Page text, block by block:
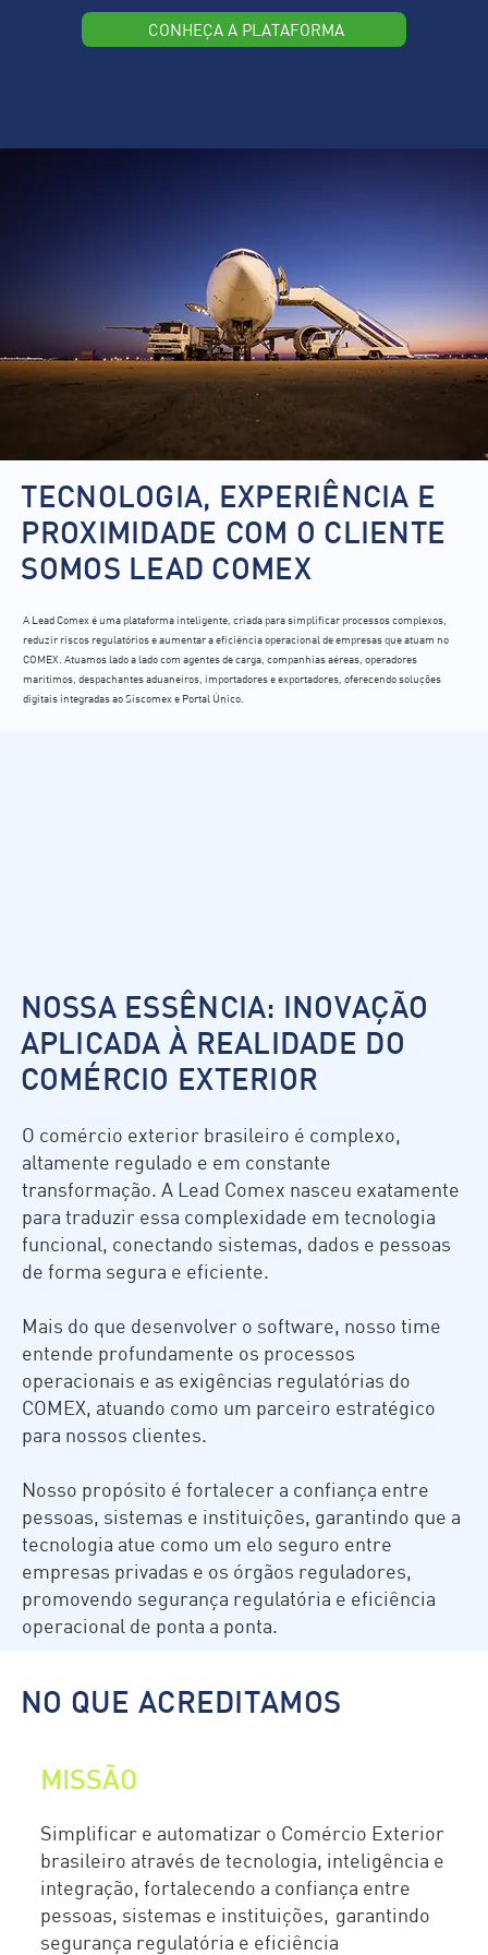
CONHEÇA A PLATAFORMA
A Lead Comex é uma plataforma inteligente, criada para simplificar processos complexos,
reduzir riscos regulatórios e aumentar a eficiência operacional de empresas que atuam no
COMEX. Atuamos lado a lado com agentes de carga, companhias aéreas, operadores
marítimos, despachantes aduaneiros, importadores e exportadores, oferecendo soluções
digitais integradas ao Siscomex e Portal Único.
TECNOLOGIA, EXPERIÊNCIA E
PROXIMIDADE COM O CLIENTE
SOMOS LEAD COMEX
O comércio exterior brasileiro é complexo,
altamente regulado e em constante
transformação. A Lead Comex nasceu exatamente
para traduzir essa complexidade em tecnologia
funcional, conectando sistemas, dados e pessoas
de forma segura e eficiente.
Mais do que desenvolver o software, nosso time
entende profundamente os processos
operacionais e as exigências regulatórias do
COMEX, atuando como um parceiro estratégico
para nossos clientes.
Nosso propósito é fortalecer a confiança entre
pessoas, sistemas e instituições, garantindo que a
tecnologia atue como um elo seguro entre
empresas privadas e os órgãos reguladores,
promovendo segurança regulatória e eficiência
operacional de ponta a ponta.
NOSSA ESSÊNCIA: INOVAÇÃO
APLICADA À REALIDADE DO
COMÉRCIO EXTERIOR
MISSÃO
Simplificar e automatizar o Comércio Exterior
brasileiro através de tecnologia, inteligência e
integração, fortalecendo a confiança entre
pessoas, sistemas e instituições, garantindo
segurança regulatória e eficiência
NO QUE ACREDITAMOS